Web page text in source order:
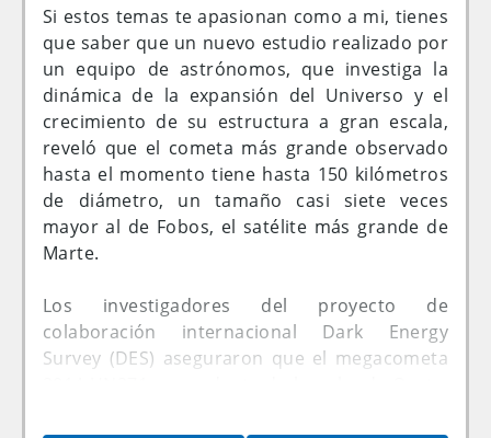
Vírgenes Británicas, desde donde se puede
tomar una embarcación para llegar al lugar
escogido.
Moskito está situada a 3 kilómetros se su isla
hermana, Necker, y dispone de 50 hectáreas,
con propiedades que puede alquilarse a
través de Virgin Limited Edition, la colección
de alquileres y hoteles de lujo del
multimillonario británico.
La finca cuenta con una casa principal de seis
dormitorios y una decoración de lujo. Las
fincas de la isla Moskito solo pueden
Si estos temas te apasionan como a mi, tienes
que saber que un nuevo estudio realizado por
un equipo de astrónomos, que investiga la
dinámica de la expansión del Universo y el
crecimiento de su estructura a gran escala,
reveló que el cometa más grande observado
hasta el momento tiene hasta 150 kilómetros
de diámetro, un tamaño casi siete veces
mayor al de Fobos, el satélite más grande de
Marte.
Los investigadores del proyecto de
colaboración internacional Dark Energy
Survey (DES) aseguraron que el megacometa